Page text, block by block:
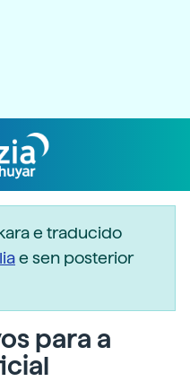
e traducido
e sen posterior
para a